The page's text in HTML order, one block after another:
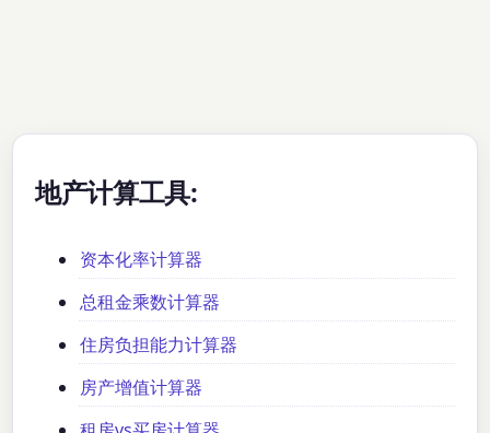
地产计算工具:
资本化率计算器
总租金乘数计算器
住房负担能力计算器
房产增值计算器